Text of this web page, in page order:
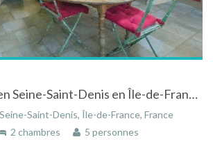
Maison au Lilas en Seine-Saint-Denis en Île-de-France au calme à deux pas de Paris
Saint-Denis, Île-de-France, France
2 chambres 5 personnes